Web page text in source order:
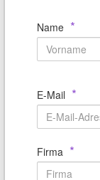
Name *
E-Mail *
Firma *